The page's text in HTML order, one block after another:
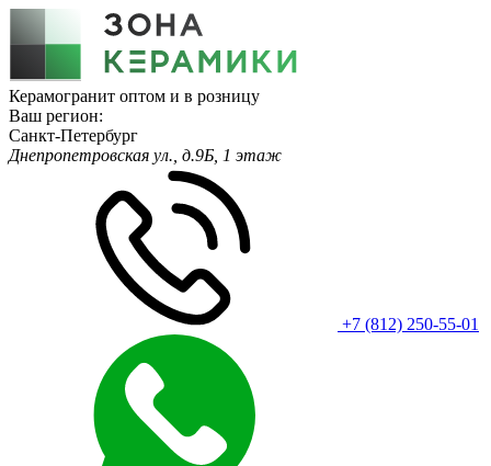
Керамогранит оптом и в розницу
Ваш регион:
Санкт-Петербург
Днепропетровская ул., д.9Б, 1 этаж
+7 (812) 250-55-01